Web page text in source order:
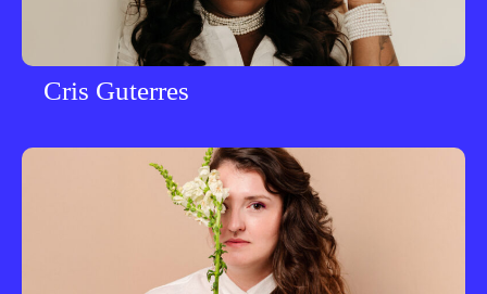
Cris Guterres